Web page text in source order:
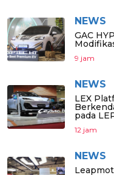
NEWS
GAC
9 jam
NEWS
LEX
pada
12 jam
NEWS